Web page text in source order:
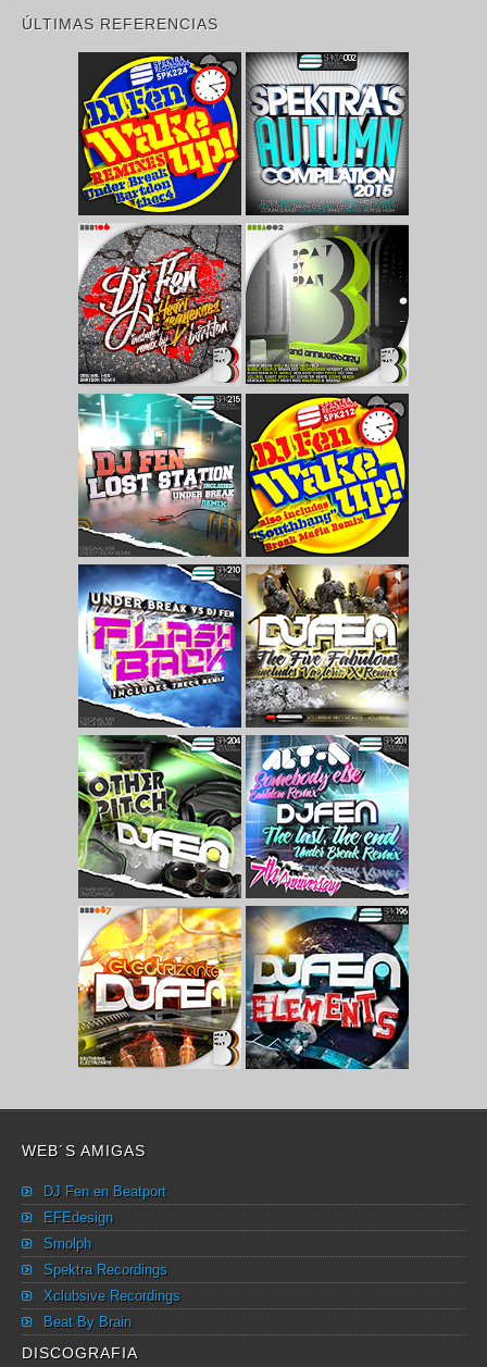
ÚLTIMAS REFERENCIAS
WEB´S AMIGAS
DJ Fen en Beatport
EFEdesign
Smolph
Spektra Recordings
Xclubsive Recordings
Beat By Brain
DISCOGRAFIA